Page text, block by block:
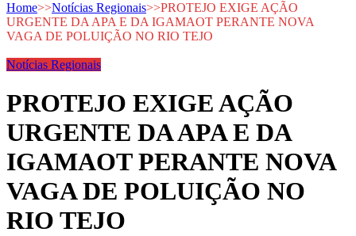
Home>>Notícias Regionais>>PROTEJO EXIGE AÇÃO
URGENTE DA APA E DA IGAMAOT PERANTE NOVA
VAGA DE POLUIÇÃO NO RIO TEJO
Notícias Regionais
PROTEJO EXIGE AÇÃO
URGENTE DA APA E DA
IGAMAOT PERANTE NOVA
VAGA DE POLUIÇÃO NO
RIO TEJO